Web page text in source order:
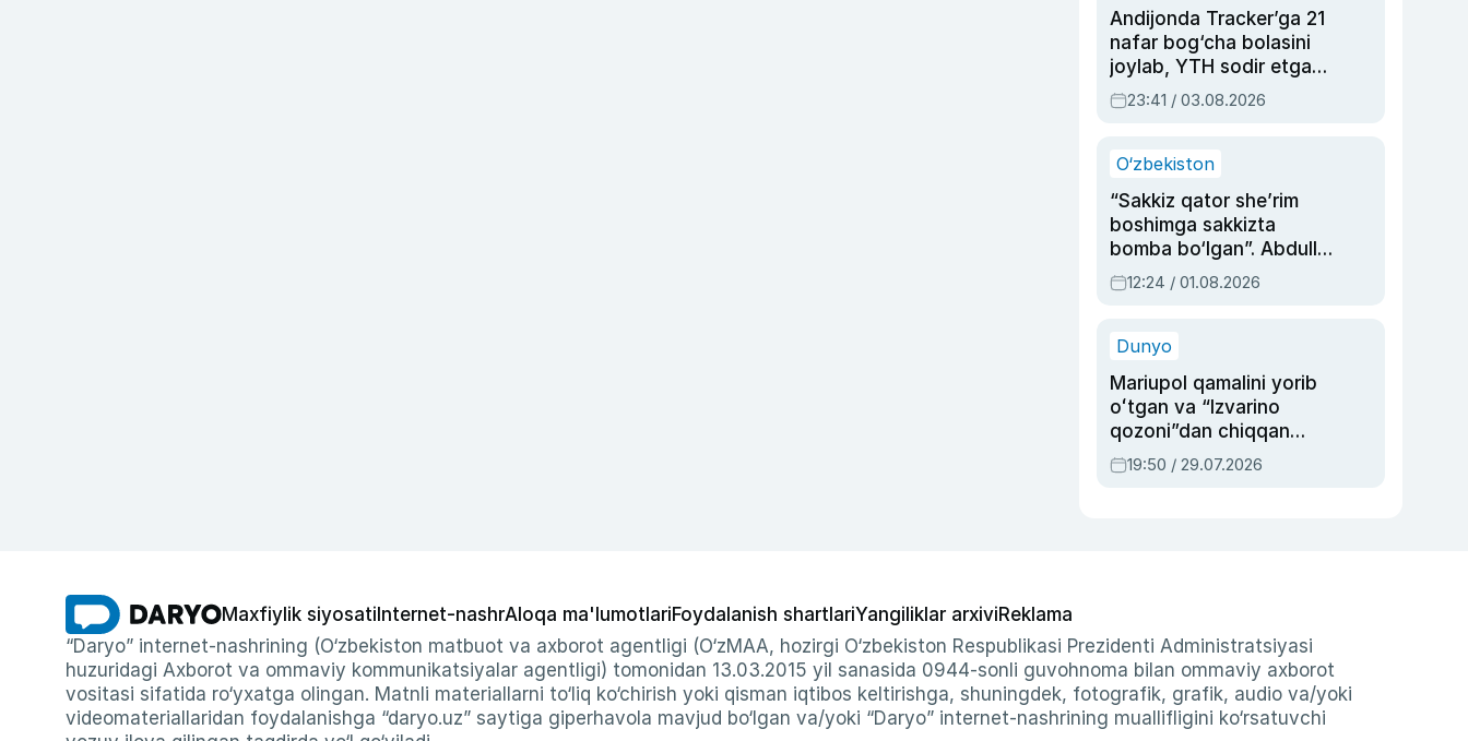
Andijonda Tracker’ga 21
nafar bog‘cha bolasini
joylab, YTH sodir etgan
ayolga sud hukmi o‘qildi
23:41 / 03.08.2026
O‘zbekiston
“Sakkiz qator she’rim
boshimga sakkizta
bomba bo‘lgan”. Abdulla
Oripovni siyosiy
ayblovlardan asrab
12:24 / 01.08.2026
Dunyo
Mariupol qamalini yorib
oʻtgan va “Izvarino
qozoni”dan chiqqan
qahramon — Ukraina
armiyasi bosh
19:50 / 29.07.2026
Maxfiylik siyosati Internet-nashrAloqa ma'lumotlariFoydalanish shartlariYangiliklar arxiviReklama
“Daryo” internet-nashrining (O‘zbekiston matbuot va axborot agentligi (O‘zMAA, hozirgi O‘zbekiston Respublikasi Prezidenti Administratsiyasi
huzuridagi Axborot va ommaviy kommunikatsiyalar agentligi) tomonidan 13.03.2015 yil sanasida 0944-sonli guvohnoma bilan ommaviy axborot
vositasi sifatida ro‘yxatga olingan. Matnli materiallarni to‘liq ko‘chirish yoki qisman iqtibos keltirishga, shuningdek, fotografik, grafik, audio va/yoki
videomateriallaridan foydalanishga “daryo.uz” saytiga giperhavola mavjud bo‘lgan va/yoki “Daryo” internet-nashrining muallifligini ko‘rsatuvchi